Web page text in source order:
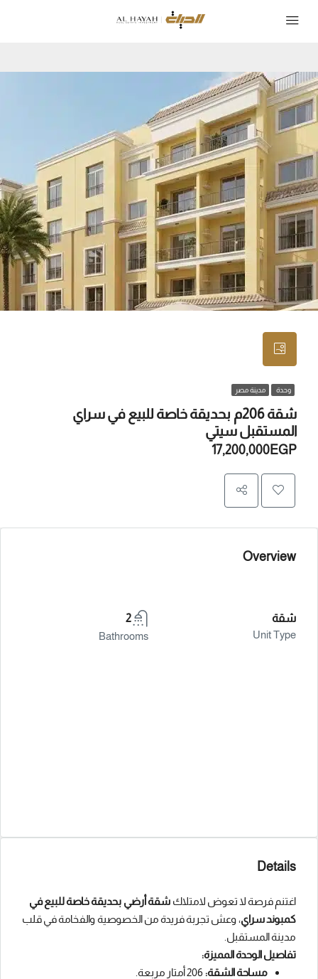
وحدة مدينة مصر
شقة 206م بحديقة خاصة للبيع في سراي
المستقبل سيتي
17,200,000EGP
Overview
شقة
Unit Type
2
Bathrooms
Details
اغتنم فرصة لا تعوض لامتلاك شقة أرضي بحديقة خاصة للبيع في
كمبوند سراي، وعش تجربة فريدة من الخصوصية والفخامة في قلب
مدينة المستقبل.
تفاصيل الوحدة المميزة:
مساحة الشقة: